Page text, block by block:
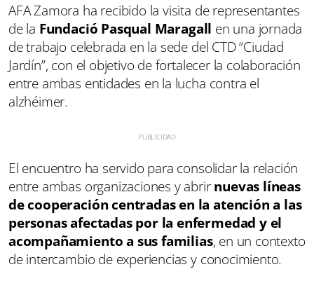
AFA Zamora ha recibido la visita de representantes
de la Fundació Pasqual Maragall en una jornada
de trabajo celebrada en la sede del CTD “Ciudad
Jardín”, con el objetivo de fortalecer la colaboración
entre ambas entidades en la lucha contra el
alzhéimer.
El encuentro ha servido para consolidar la relación
entre ambas organizaciones y abrirnuevas líneas
de cooperacióncentradas en la atención a las
personas afectadas por la enfermedad y el
acompañamiento a sus familias, en un contexto
de intercambio de experiencias y conocimiento.